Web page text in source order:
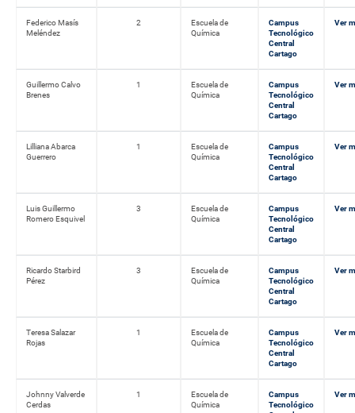
Federico Masís
Meléndez
2
Escuela de
Química
Campus
Tecnológico
Central
Cartago
Ver
Guillermo Calvo
Brenes
1
Escuela de
Química
Campus
Tecnológico
Central
Cartago
Ver
Lilliana Abarca
Guerrero
1
Escuela de
Química
Campus
Tecnológico
Central
Cartago
Ver
Luis Guillermo
Romero Esquivel
3
Escuela de
Química
Campus
Tecnológico
Central
Cartago
Ver
Ricardo Starbird
Pérez
3
Escuela de
Química
Campus
Tecnológico
Central
Cartago
Ver
Teresa Salazar
Rojas
1
Escuela de
Química
Campus
Tecnológico
Central
Cartago
Ver
Johnny Valverde
Cerdas
1
Escuela de
Química
Campus
Tecnológico
Ver